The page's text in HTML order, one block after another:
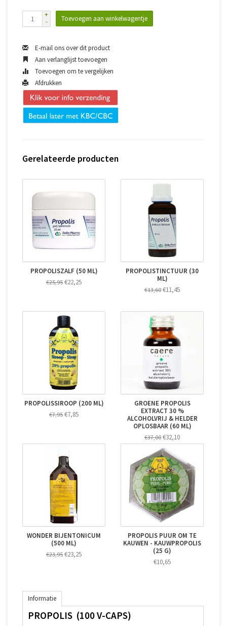
+
-
Toevoegen aan winkelwagentje
E-mail ons over dit product
Aan verlanglijst toevoegen
Toevoegen om te vergelijken
Afdrukken
Gerelateerde producten
PROPOLISZALF (50 ML)
€25,95 €22,25
PROPOLISTINCTUUR (30
ML)
€13,60 €11,45
PROPOLISSIROOP (200 ML)
€7,95 €7,85
GROENE PROPOLIS
EXTRACT 30 %
ALCOHOLVRIJ & HELDER
OPLOSBAAR (60 ML)
€37,00 €32,10
WONDER BIJENTONICUM
(500 ML)
€23,95 €23,25
PROPOLIS PUUR OM TE
KAUWEN - KAUWPROPOLIS
(25 G)
€10,65
Informatie
PROPOLIS (100 V-CAPS)